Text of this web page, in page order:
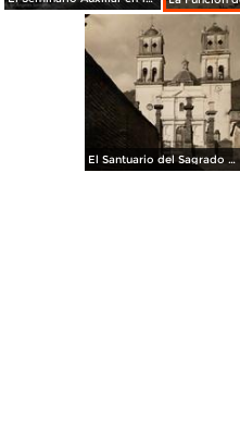
El Santuario del Sagrado Corazón en 1950. (Cortesía: Francisco Esparza)